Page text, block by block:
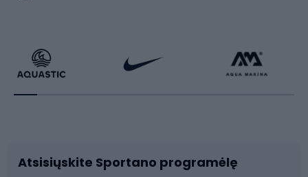
Dviratininkų apranga
Dviračių dalys
Rakečių sportas
Rogutės ir čiuožynės
Atsisiųskite Sportano programėlę